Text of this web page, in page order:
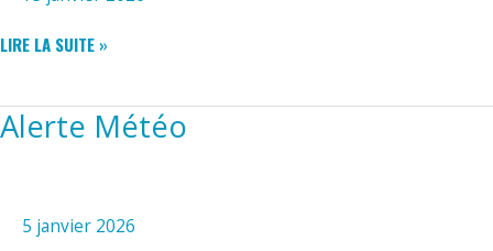
CÉRÉMONIE
LIRE LA SUITE »
Alerte Météo
5 janvier 2026